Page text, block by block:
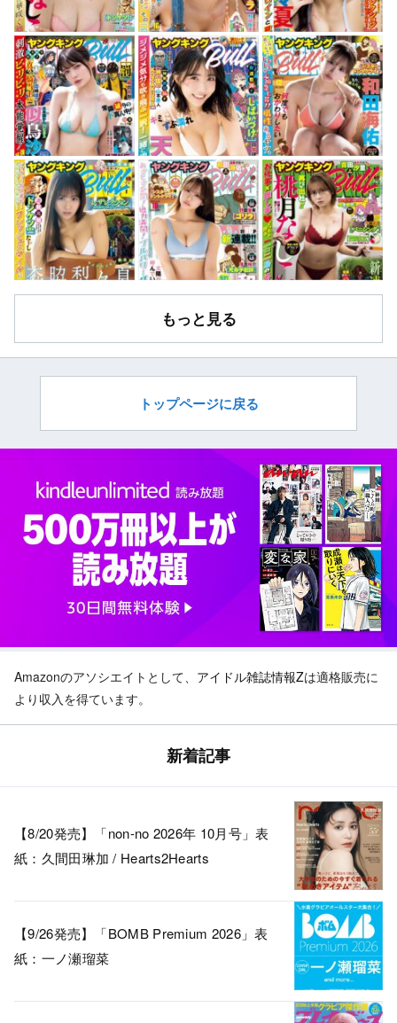
もっと見る
トップページに戻る
Amazonのアソシエイトとして、 アイドル雑誌情報Zは適格販売に
より収入を得ています。
新着記事
【8/20発売】「non-no 2026年 10月号」表
紙：久間田琳加 / Hearts2Hearts
【9/26発売】「BOMB Premium 2026」表
紙：一ノ瀬瑠菜